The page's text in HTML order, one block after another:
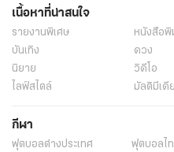
เนื้อหาที่น่าสนใจ
รายงานพิเศษ หนังสือ
บันเทิง
ดวง
นิยาย
วิดีโอ
ไลฟ์สไตล์
มัลติมีเดีย
กีฬา
ฟุตบอลต่่างประเทศ ฟุตบอลไ